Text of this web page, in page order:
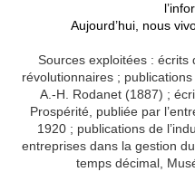
Aujourd’hui, nous
Sources exploitées : écrits
révolutionnaires ;
A.-H. Rodanet (1887) ;
Prospérité, publiée par
1920 ; publications de
entreprises dans la gestion
temps décimal,